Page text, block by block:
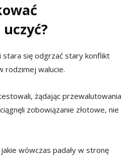
stara się odgrzać stary konflikt
rodzimej walucie.
żądając przewalutowania
zobowiązanie złotowe, nie
wówczas padały w stronę